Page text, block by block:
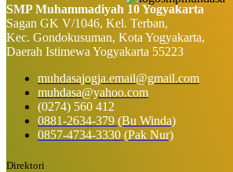
SMP Muhammadiyah 10 Yogyakarta
Sagan GK V/1046, Kel. Terban,
Kec. Gondokusuman, Kota Yogyakarta,
Daerah Istimewa Yogyakarta 55223
muhdasajogja.email@gmail.com
muhdasa@yahoo.com
(0274) 560 412
0881-2634-379 (Bu Winda)
0857-4734-3330 (Pak Nur)
Direktori